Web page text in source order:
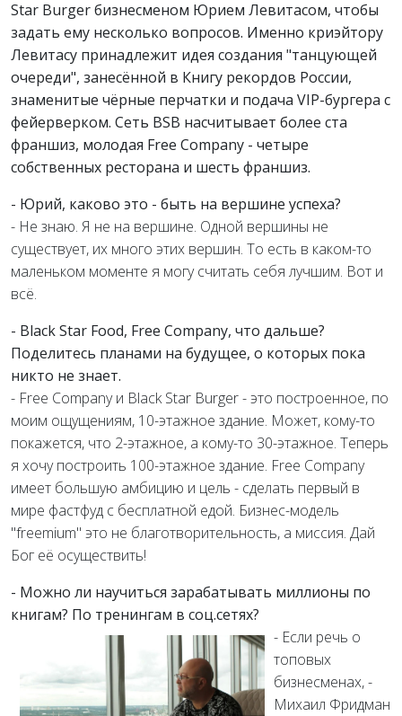
Star Burger бизнесменом Юрием Левитасом, чтобы
задать ему несколько вопросов. Именно криэйтору
Левитасу принадлежит идея создания "танцующей
очереди", занесённой в Книгу рекордов России,
знаменитые чёрные перчатки и подача VIP-бургера с
фейерверком. Сеть BSB насчитывает более ста
франшиз, молодая Free Company - четыре
собственных ресторана и шесть франшиз.
- Юрий, каково это - быть на вершине успеха?
- Не знаю. Я не на вершине. Одной вершины не
существует, их много этих вершин. То есть в каком-то
маленьком моменте я могу считать себя лучшим. Вот и
всё.
- Black Star Food, Free Company, что дальше?
Поделитесь планами на будущее, о которых пока
никто не знает.
- Free Company и Black Star Burger - это построенное, по
моим ощущениям, 10-этажное здание. Может, кому-то
покажется, что 2-этажное, а кому-то 30-этажное. Теперь
я хочу построить 100-этажное здание. Free Company
имеет большую амбицию и цель - сделать первый в
мире фастфуд с бесплатной едой. Бизнес-модель
"freemium" это не благотворительность, а миссия. Дай
Бог её осуществить!
- Можно ли научиться зарабатывать миллионы по
книгам? По тренингам в соц.сетях?
- Если речь о
топовых
бизнесменах, -
Михаил Фридман